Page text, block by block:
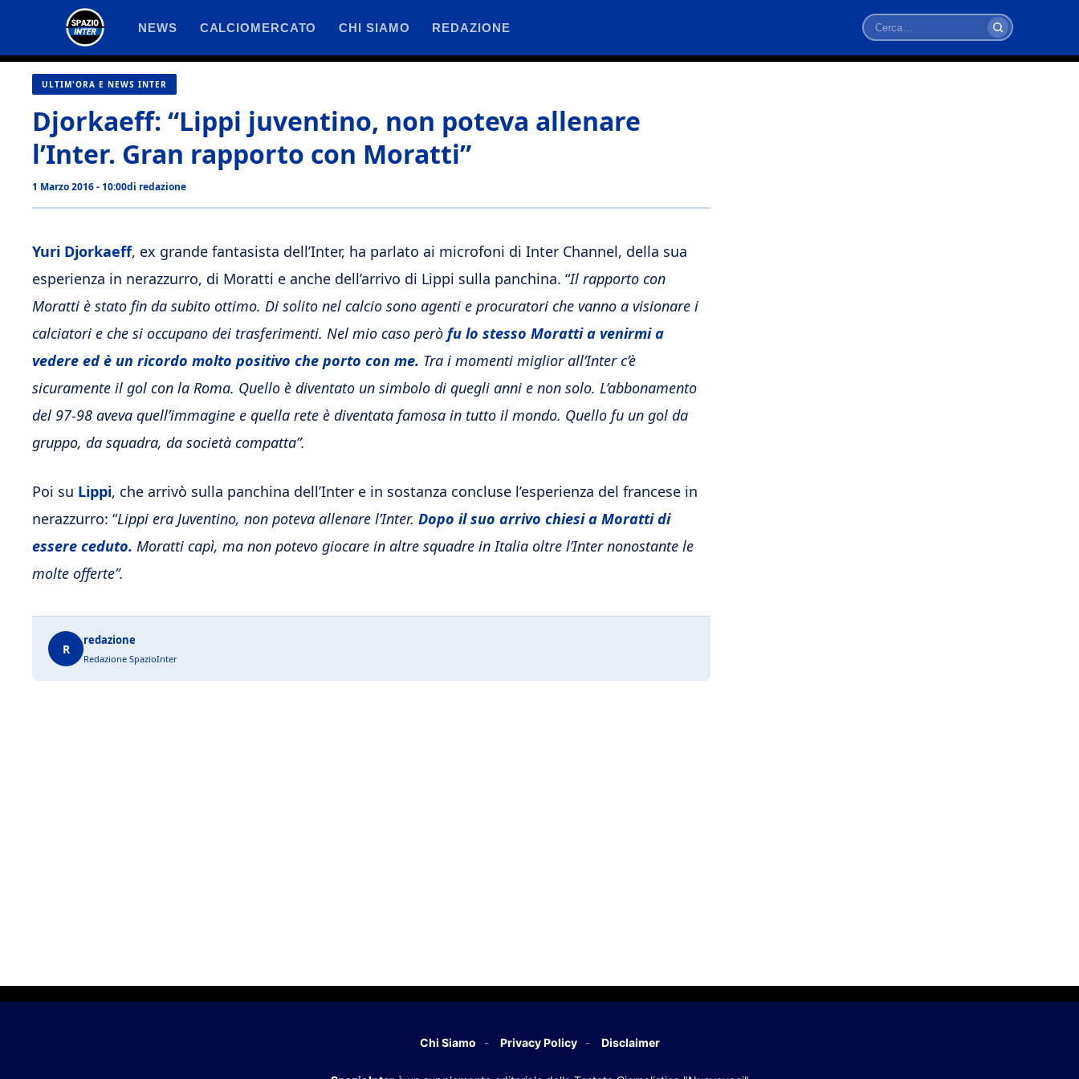
contenuto
NEWS CALCIOMERCATO CHI SIAMO REDAZIONE
Cerca
ULTIM'ORA E NEWS INTER
Djorkaeff: “Lippi juventino, non poteva allenare
l’Inter. Gran rapporto con Moratti”
1 Marzo 2016 - 10:00di redazione
Yuri Djorkaeff, ex grande fantasista dell’Inter, ha parlato ai microfoni di Inter Channel, della sua
esperienza in nerazzurro, di Moratti e anche dell’arrivo di Lippi sulla panchina. “Il rapporto con
Moratti è stato fin da subito ottimo. Di solito nel calcio sono agenti e procuratori che vanno a visionare i
calciatori e che si occupano dei trasferimenti. Nel mio caso però fu lo stesso Moratti a venirmi a
vedere ed è un ricordo molto positivo che porto con me. Tra i momenti miglior all’Inter c’è
sicuramente il gol con la Roma. Quello è diventato un simbolo di quegli anni e non solo. L’abbonamento
del 97-98 aveva quell’immagine e quella rete è diventata famosa in tutto il mondo. Quello fu un gol da
gruppo, da squadra, da società compatta”.
Poi su Lippi, che arrivò sulla panchina dell’Inter e in sostanza concluse l’esperienza del francese in
nerazzurro: “Lippi era Juventino, non poteva allenare l’Inter. Dopo il suo arrivo chiesi a Moratti di
essere ceduto. Moratti capì, ma non potevo giocare in altre squadre in Italia oltre l’Inter nonostante le
molte offerte”.
R
redazione
Redazione SpazioInter
Chi Siamo Privacy Policy Disclaimer